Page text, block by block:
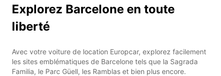
Explorez Barcelone en toute
liberté
Avec votre voiture de location Europcar, explorez facilement
les sites emblématiques de Barcelone tels que la Sagrada
Familia, le Parc Güell, les Ramblas et bien plus encore.